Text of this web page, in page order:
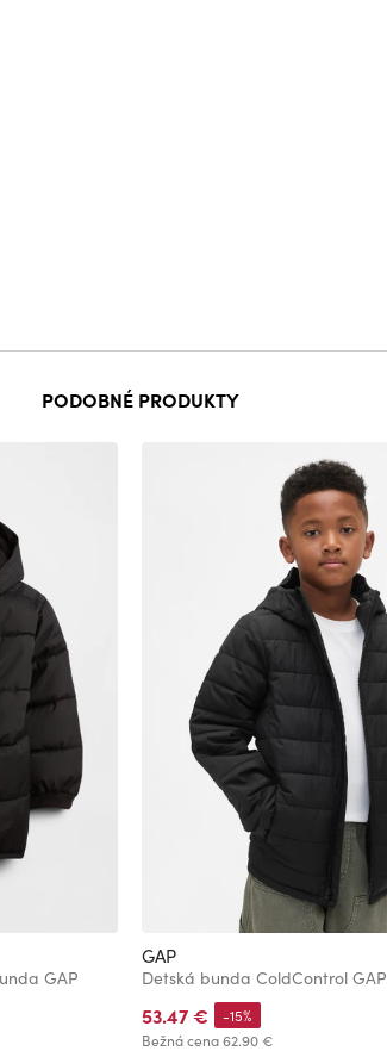
PODOBNÉ PRODUKTY
GAP
GAP
Detská bunda ColdControl GAP
53.47 €
Bežná cena62.90 €
-15%